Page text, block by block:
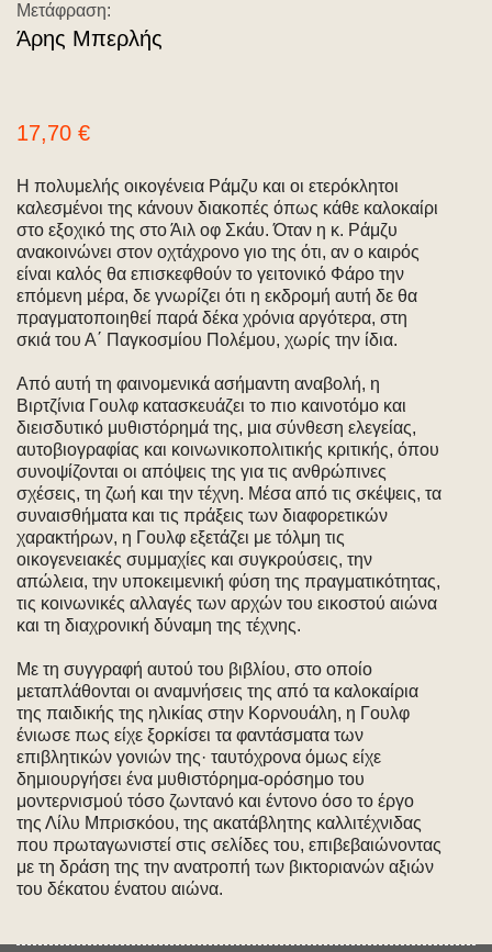
Μετάφραση:
Άρης Μπερλής
17,70 €
Η πολυμελής οικογένεια Ράμζυ και οι ετερόκλητοι
καλεσμένοι της κάνουν διακοπές όπως κάθε καλοκαίρι
στο εξοχικό της στο Άιλ οφ Σκάυ. Όταν η κ. Ράμζυ
ανακοινώνει στον οχτάχρονο γιο της ότι, αν ο καιρός
είναι καλός θα επισκεφθούν το γειτονικό Φάρο την
επόμενη μέρα, δε γνωρίζει ότι η εκδρομή αυτή δε θα
πραγματοποιηθεί παρά δέκα χρόνια αργότερα, στη
σκιά του Α΄ Παγκοσμίου Πολέμου, χωρίς την ίδια.
Από αυτή τη φαινομενικά ασήμαντη αναβολή, η
Βιρτζίνια Γουλφ κατασκευάζει το πιο καινοτόμο και
διεισδυτικό μυθιστόρημά της, μια σύνθεση ελεγείας,
αυτοβιογραφίας και κοινωνικοπολιτικής κριτικής, όπου
συνοψίζονται οι απόψεις της για τις ανθρώπινες
σχέσεις, τη ζωή και την τέχνη. Μέσα από τις σκέψεις, τα
συναισθήματα και τις πράξεις των διαφορετικών
χαρακτήρων, η Γουλφ εξετάζει με τόλμη τις
οικογενειακές συμμαχίες και συγκρούσεις, την
απώλεια, την υποκειμενική φύση της πραγματικότητας,
τις κοινωνικές αλλαγές των αρχών του εικοστού αιώνα
και τη διαχρονική δύναμη της τέχνης.
Με τη συγγραφή αυτού του βιβλίου, στο οποίο
μεταπλάθονται οι αναμνήσεις της από τα καλοκαίρια
της παιδικής της ηλικίας στην Κορνουάλη, η Γουλφ
ένιωσε πως είχε ξορκίσει τα φαντάσματα των
επιβλητικών γονιών της· ταυτόχρονα όμως είχε
δημιουργήσει ένα μυθιστόρημα-ορόσημο του
μοντερνισμού τόσο ζωντανό και έντονο όσο το έργο
της Λίλυ Μπρισκόου, της ακατάβλητης καλλιτέχνιδας
που πρωταγωνιστεί στις σελίδες του, επιβεβαιώνοντας
με τη δράση της την ανατροπή των βικτοριανών αξιών
του δέκατου ένατου αιώνα.